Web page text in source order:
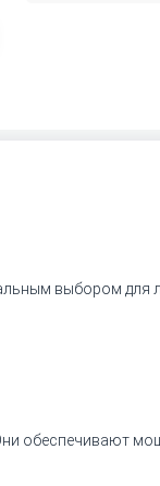
выбором для
обеспечивают